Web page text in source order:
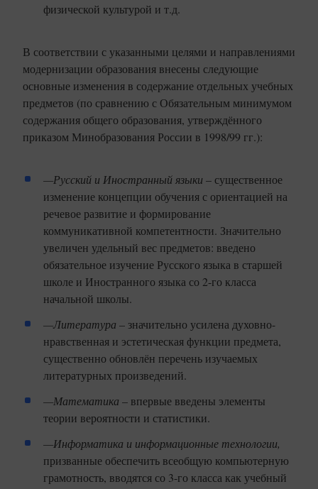
физической культурой и т.д.
В соответствии с указанными целями и направлениями
модернизации образования внесены следующие
основные изменения в содержание отдельных учебных
предметов (по сравнению с Обязательным минимумом
содержания общего образования, утверждённого
приказом Минобразования России в 1998/99 гг.):
—Русский и Иностранный языки – существенное
изменение концепции обучения с ориентацией на
речевое развитие и формирование
коммуникативной компетентности. Значительно
увеличен удельный вес предметов: введено
обязательное изучение Русского языка в старшей
школе и Иностранного языка со 2-го класса
начальной школы.
—Литература – значительно усилена духовно-
нравственная и эстетическая функции предмета,
существенно обновлён перечень изучаемых
литературных произведений.
—Математика – впервые введены элементы
теории вероятности и статистики.
—Информатика и информационные технологии,
призванные обеспечить всеобщую компьютерную
грамотность, вводятся со 3-го класса как учебный